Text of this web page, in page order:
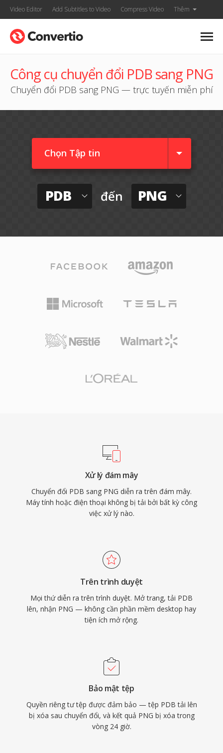
Video Editor Add Subtitles to Video Compress Video Thêm
Công cụ chuyển đổi PDB sang PNG
Chuyển đổi PDB sang PNG — trực tuyến miễn phí
Chọn Tập tin
PDB đến PNG
Xử lý đám mây
Chuyển đổi PDB sang PNG diễn ra trên đám mây.
Máy tính hoặc điện thoại không bị tải bởi bất kỳ công
việc xử lý nào.
Trên trình duyệt
Mọi thứ diễn ra trên trình duyệt. Mở trang, tải PDB
lên, nhận PNG — không cần phần mềm desktop hay
tiện ích mở rộng.
Bảo mật tệp
Quyền riêng tư tệp được đảm bảo — tệp PDB tải lên
bị xóa sau chuyển đổi, và kết quả PNG bị xóa trong
vòng 24 giờ.